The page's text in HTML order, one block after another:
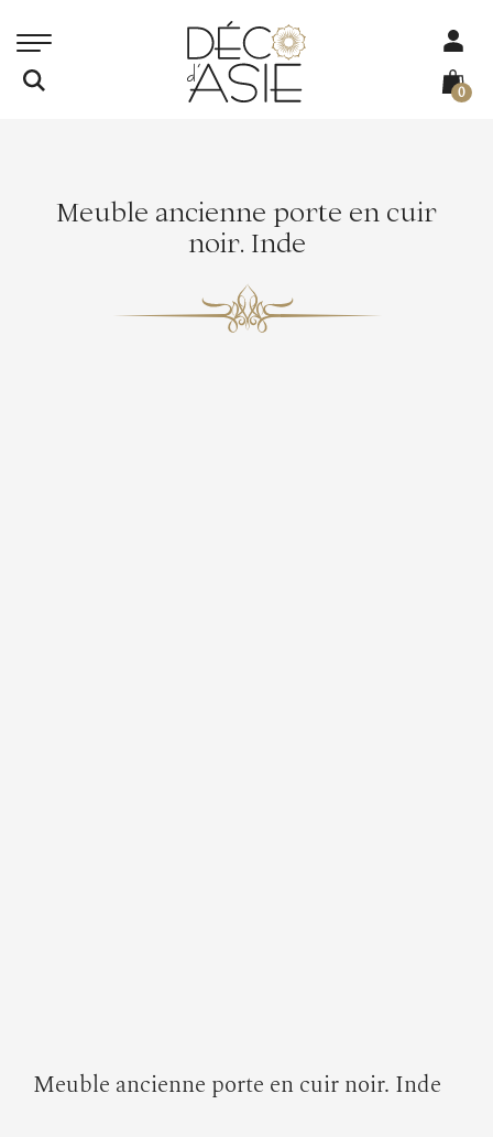
0
Meuble ancienne porte en cuir
noir. Inde
Meuble ancienne porte en cuir noir. Inde